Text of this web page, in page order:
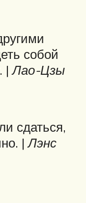
собой
|Лао-Цзы
сдаться,
|Лэнс